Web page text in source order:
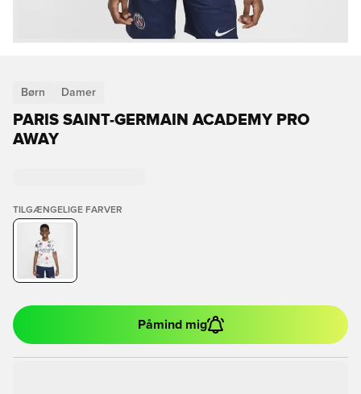
Børn Damer
PARIS SAINT-GERMAIN ACADEMY PRO
AWAY
TILGÆNGELIGE FARVER
Påmind mig